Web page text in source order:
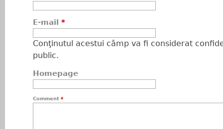
E-mail *
Conţinutul acestui câmp va fi considerat
public.
Homepage
Comment *